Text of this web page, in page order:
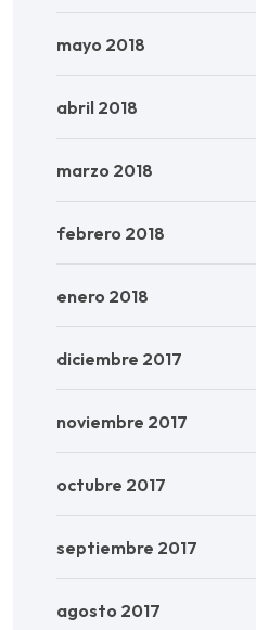
mayo 2018
abril 2018
marzo 2018
febrero 2018
enero 2018
diciembre 2017
noviembre 2017
octubre 2017
septiembre 2017
agosto 2017